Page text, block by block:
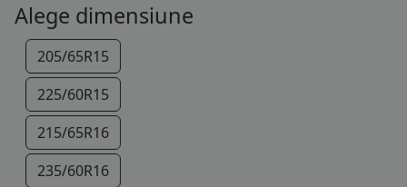
Alege dimensiune
205/65R15
225/60R15
215/65R16
235/60R16